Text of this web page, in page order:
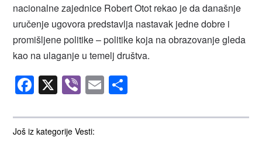
Još iz kategorije Vesti:
nacionalne zajednice Robert Otot rekao je da današnje
uručenje ugovora predstavlja nastavak jedne dobre i
promišljene politike – politike koja na obrazovanje gleda
kao na ulaganje u temelj društva.
Facebook
X Viber
Email